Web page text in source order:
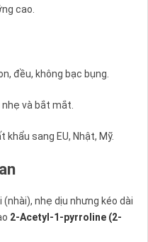
cao.
đều, không bạc bụng.
và bắt mắt.
sang EU, Nhật, Mỹ.
nhẹ dịu nhưng kéo dài
2-Acetyl-1-pyrroline (2-